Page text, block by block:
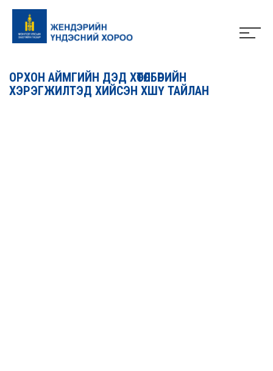
ОРХОН АЙМГИЙН ДЭД ХӨТӨЛБӨРИЙН
ХЭРЭГЖИЛТЭД ХИЙСЭН ХШҮ ТАЙЛАН